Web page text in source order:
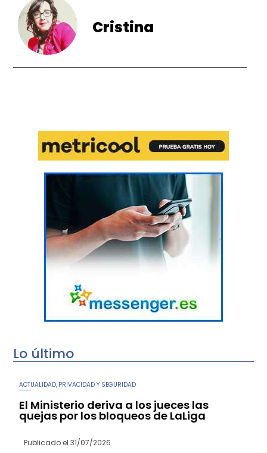
Cristina
Lo último
ACTUALIDAD PRIVACIDAD Y SEGURIDAD
El Ministerio deriva a los jueces las
quejas por los bloqueos de LaLiga
Publicado el 31/07/2026